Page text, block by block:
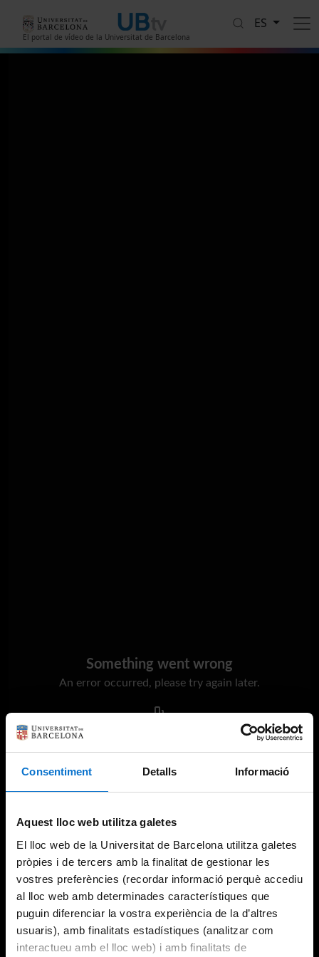
Consentiment Detalls Informació
Aquest lloc web utilitza galetes
El lloc web de la Universitat de Barcelona utilitza galetes
pròpies i de tercers amb la finalitat de gestionar les
vostres preferències (recordar informació perquè accediu
al lloc web amb determinades característiques que
puguin diferenciar la vostra experiència de la d’altres
usuaris), amb finalitats estadístiques (analitzar com
interactueu amb el lloc web) i amb finalitats de
El portal de vídeo de la Universitat de Barcelona
ES
Something went wrong
An error occurred, please try again later.